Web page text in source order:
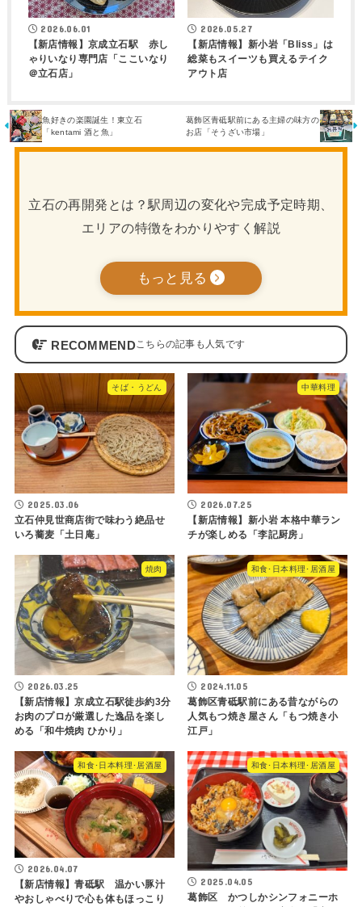
2026.06.01
【新店情報】京成立石駅 赤し
ゃりいなり専門店「ここいなり
＠立石店」
2026.05.27
【新店情報】新小岩「Bliss」は
総菜もスイーツも買えるテイク
アウト店
魚好きの楽園誕生！東立石
「kentami 酒と魚」
葛飾区青砥駅前にある主婦の味方の
お店「そうざい市場」
立石の再開発とは？駅周辺の変化や完成予定時期、
エリアの特徴をわかりやすく解説
もっと見る
RECOMMEND
そば・うどん
2025.03.06
立石仲見世商店街で味わう絶品せ
いろ蕎麦「土日庵」
中華料理
2026.07.25
【新店情報】新小岩 本格中華ラン
チが楽しめる「李記厨房」
焼肉
2026.03.25
【新店情報】京成立石駅徒歩約3分
お肉のプロが厳選した逸品を楽し
める「和牛焼肉 ひかり」
和食･日本料理･居酒屋
2024.11.05
葛飾区青砥駅前にある昔ながらの
人気もつ焼き屋さん「もつ焼き小
江戸」
和食･日本料理･居酒屋
2026.04.07
【新店情報】青砥駅 温かい豚汁
やおしゃべりで心も体もほっこり
和食･日本料理･居酒屋
2025.04.05
葛飾区 かつしかシンフォニーホ